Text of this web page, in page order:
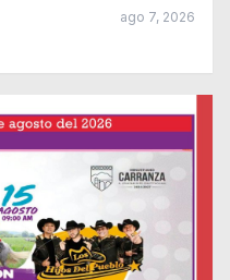
ago 7, 2026